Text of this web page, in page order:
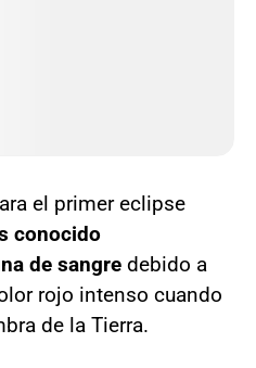
el primer eclipse
conocido
de sangre debido a
rojo intenso cuando
de la Tierra.